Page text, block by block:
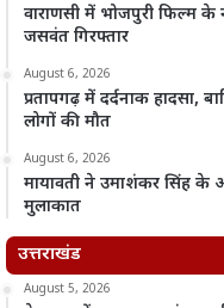
वाराणसी में भोजपुरी फिल्म
जसवंत गिरफ्तार
August 6, 2026
प्रतापगढ़ में दर्दनाक हादसा,
लोगों की मौत
August 6, 2026
मायावती ने उमाशंकर सिंह के
मुलाकात
उत्तराखंड
August 5, 2026